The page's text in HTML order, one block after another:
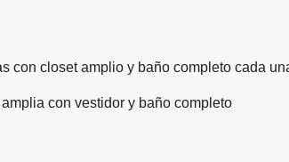
con closet amplio y baño completo cada
con vestidor y baño completo